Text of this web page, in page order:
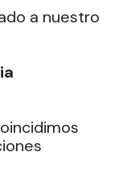
a nuestro